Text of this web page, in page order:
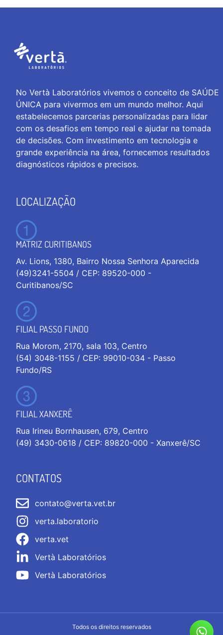
No Vertà Laboratórios vivemos o conceito de SAÚDE
ÚNICA para vivermos em um mundo melhor. Aqui
estabelecemos parcerias personalizadas para lidar
com os desafios em tempo real e ajudar na tomada
de decisões. Com investimento em tecnologia e
grande experiência na área, fornecemos resultados
diagnósticos rápidos e precisos.
LOCALIZAÇÃO
MATRIZ CURITIBANOS
Av. Lions, 1380, Bairro Nossa Senhora Aparecida
(49)3241-5504 / CEP: 89520-000 -
Curitibanos/SC
FILIAL PASSO FUNDO
Rua Morom, 2170, sala 103, Centro
(54) 3048-1155 / CEP: 99010-034 - Passo
Fundo/RS
FILIAL XANXERÊ
Rua Irineu Bornhausen, 679, Centro
(49) 3430-0618 / CEP: 89820-000 - Xanxerê/SC
CONTATOS
contato@verta.vet.br
verta.laboratorio
verta.vet
Vertà Laboratórios
Vertà Laboratórios
Todos os direitos reservados